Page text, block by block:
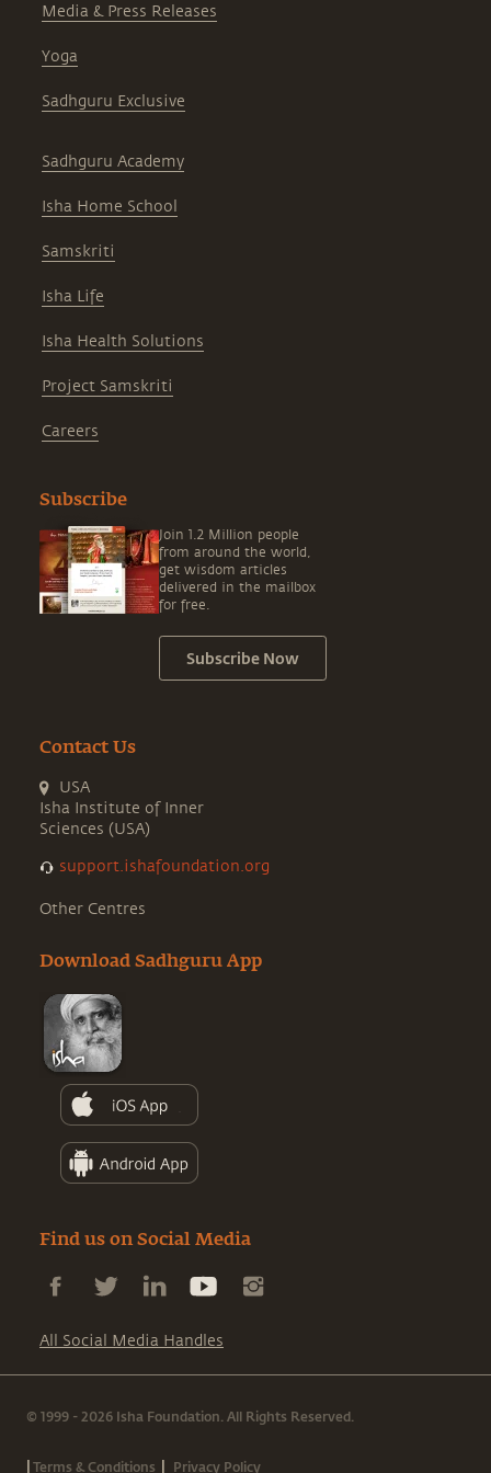
Media & Press Releases
Yoga
Sadhguru Exclusive
Sadhguru Academy
Isha Home School
Samskriti
Isha Life
Isha Health Solutions
Project Samskriti
Careers
Subscribe
Join 1.2 Million people
from around the world,
get wisdom articles
delivered in the mailbox
for free.
Subscribe Now
Contact Us
USA
Isha Institute of Inner
Sciences (USA)
support.ishafoundation.org
Other Centres
Download Sadhguru App
Find us on Social Media
All Social Media Handles
© 1999 - 2026 Isha Foundation. All Rights Reserved.
|Terms & Conditions | Privacy Policy